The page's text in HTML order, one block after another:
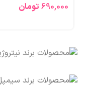
690,000 تومان